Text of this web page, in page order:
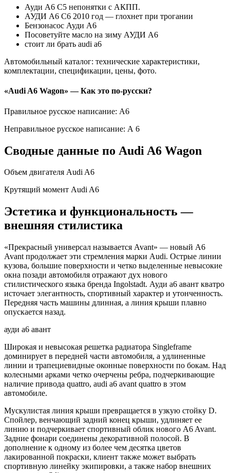
Ауди А6 С5 непонятки с АКПП.
АУДИ А6 С6 2010 год — глохнет при трогании
Бензонасос Ауди А6
Посоветуйте масло на зиму АУДИ А6
стоит ли брать audi a6
Автомобильный каталог: технические характеристики,
комплектации, спецификации, цены, фото.
«Audi A6 Wagon» — Как это по-русски?
Правильное русское написание: А6
Неправильное русское написание: А 6
Сводные данные по Audi A6 Wagon
Объем двигателя Audi A6
Крутящий момент Audi A6
Эстетика и функциональность —
внешняя стилистика
«Прекрасный универсал называется Avant» — новый A6
Avant продолжает эти стремления марки Audi. Острые линии
кузова, большие поверхности и четко выделенные невысокие
окна позади автомобиля отражают дух нового
стилистического языка бренда Ingolstadt. Ауди а6 авант кватро
источает элегантность, спортивный характер и утонченность.
Передняя часть машины длинная, а линия крыши плавно
опускается назад.
ауди а6 авант
Широкая и невысокая решетка радиатора Singleframe
доминирует в передней части автомобиля, а удлиненные
линии и трапециевидные оконные поверхности по бокам. Над
колесными арками четко очерчены ребра, подчеркивающие
наличие привода quattro, audi a6 avant quattro в этом
автомобиле.
Мускулистая линия крыши превращается в узкую стойку D.
Спойлер, венчающий задний конец крыши, удлиняет ее
линию и подчеркивает спортивный облик нового A6 Avant.
Задние фонари соединены декоративной полосой. В
дополнение к одному из более чем десятка цветов
лакированной покраски, клиент также может выбрать
спортивную линейку экипировки, а также набор внешних